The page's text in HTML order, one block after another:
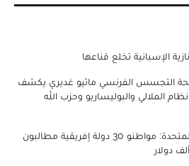
الإسبانية تخلع قناعها
التجسس الفرنسي ماثيو غديري يكشف
الملالي والبوليساريو وحزب الله
تأشيرة الدخول للولايات المتحدة: مواطنو 30 دولة إفريقية مطالبون